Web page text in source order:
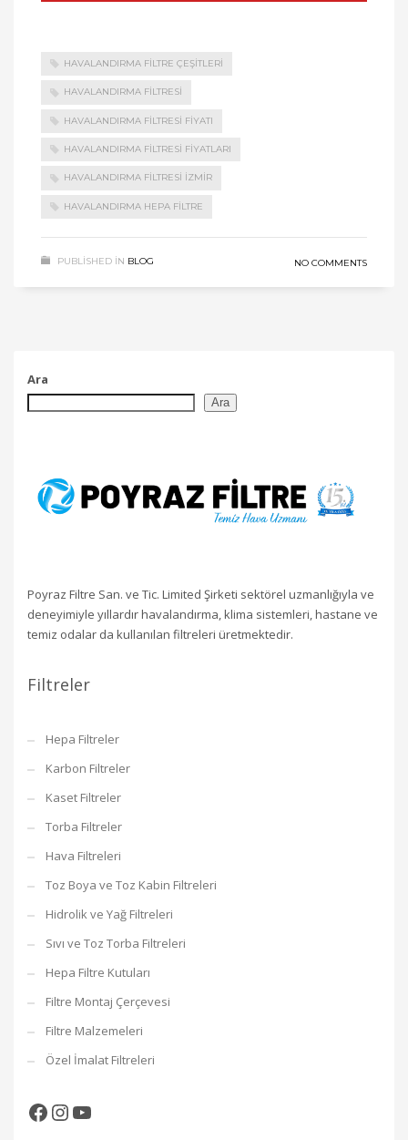
HAVALANDIRMA FİLTRE ÇEŞİTLERİ
HAVALANDIRMA FİLTRESİ
HAVALANDIRMA FİLTRESİ FİYATI
HAVALANDIRMA FİLTRESİ FİYATLARI
HAVALANDIRMA FİLTRESİ İZMİR
HAVALANDIRMA HEPA FİLTRE
PUBLISHED IN BLOG NO COMMENTS
Ara
Ara
Poyraz Filtre San. ve Tic. Limited Şirketi sektörel uzmanlığıyla ve
deneyimiyle yıllardır havalandırma, klima sistemleri, hastane ve
temiz odalar da kullanılan filtreleri üretmektedir.
Filtreler
Hepa Filtreler
Karbon Filtreler
Kaset Filtreler
Torba Filtreler
Hava Filtreleri
Toz Boya ve Toz Kabin Filtreleri
Hidrolik ve Yağ Filtreleri
Sıvı ve Toz Torba Filtreleri
Hepa Filtre Kutuları
Filtre Montaj Çerçevesi
Filtre Malzemeleri
Özel İmalat Filtreleri
Facebook
Instagram
YouTube